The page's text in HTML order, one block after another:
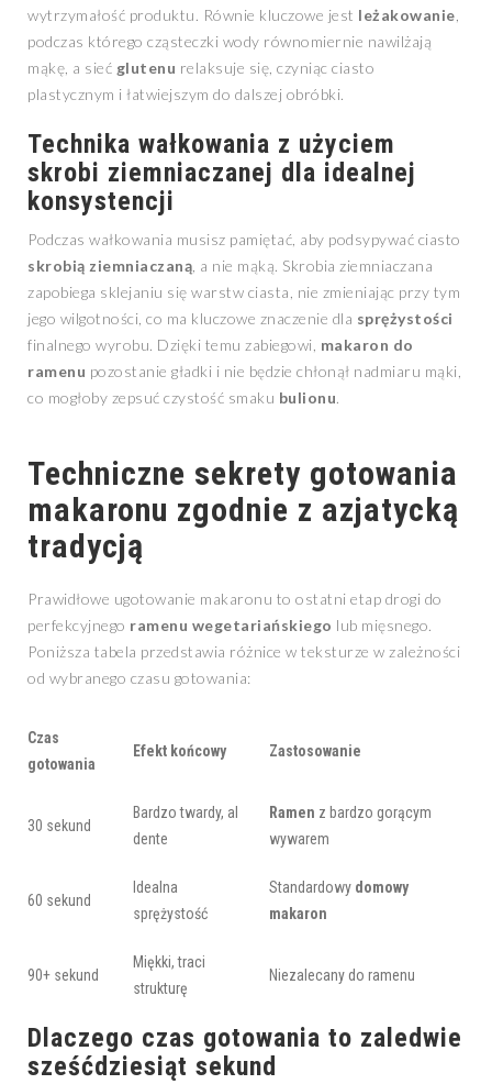
wytrzymałość produktu. Równie kluczowe jest leżakowanie
podczas którego cząsteczki wody równomiernie nawilżają
mąkę, a sieć glutenu relaksuje się, czyniąc ciasto
plastycznym i łatwiejszym do dalszej obróbki.
Technika wałkowania z użyciem
skrobi ziemniaczanej dla idealnej
konsystencji
Podczas wałkowania musisz pamiętać, aby podsypywać ciasto
skrobią ziemniaczaną , a nie mąką. Skrobia ziemniaczana
zapobiega sklejaniu się warstw ciasta, nie zmieniając przy tym
jego wilgotności, co ma kluczowe znaczenie dla sprężystości
finalnego wyrobu. Dzięki temu zabiegowi, makaron do
ramenu pozostanie gładki i nie będzie chłonął nadmiaru mąki,
co mogłoby zepsuć czystość smaku bulionu.
Techniczne sekrety gotowania
makaronu zgodnie z azjatycką
tradycją
Prawidłowe ugotowanie makaronu to ostatni etap drogi do
perfekcyjnego ramenu wegetariańskiego lub mięsnego.
Poniższa tabela przedstawia różnice w teksturze w zależności
od wybranego czasu gotowania:
Czas
gotowania
Efekt końcowy Zastosowanie
30 sekund
Bardzo twardy, al
dente
Ramen z bardzo gorącym
wywarem
60 sekund
Idealna
sprężystość
Standardowy domowy
makaron
90+ sekund
Miękki, traci
strukturę
Niezalecany do ramenu
Dlaczego czas gotowania to zaledwie
sześćdziesiąt sekund